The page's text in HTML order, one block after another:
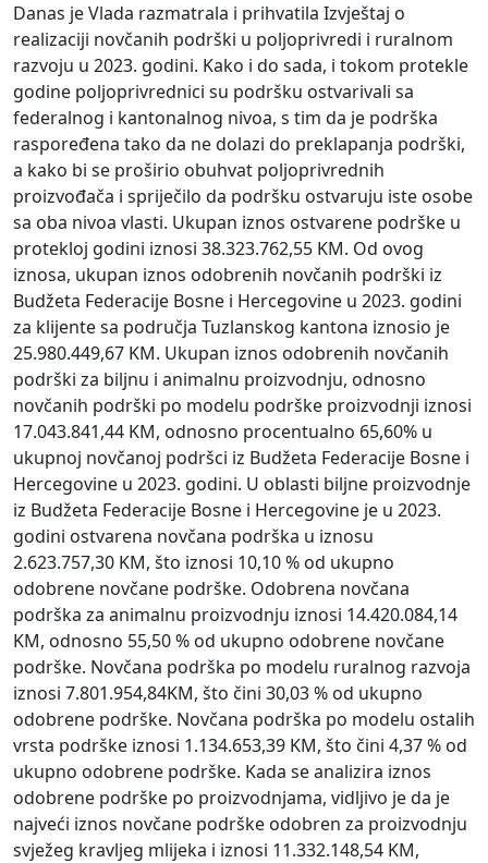
Danas je Vlada razmatrala i prihvatila Izvještaj o
realizaciji novčanih podrški u poljoprivredi i ruralnom
razvoju u 2023. godini. Kako i do sada, i tokom protekle
godine poljoprivrednici su podršku ostvarivali sa
federalnog i kantonalnog nivoa, s tim da je podrška
raspoređena tako da ne dolazi do preklapanja podrški,
a kako bi se proširio obuhvat poljoprivrednih
proizvođača i spriječilo da podršku ostvaruju iste osobe
sa oba nivoa vlasti. Ukupan iznos ostvarene podrške u
protekloj godini iznosi 38.323.762,55 KM. Od ovog
iznosa, ukupan iznos odobrenih novčanih podrški iz
Budžeta Federacije Bosne i Hercegovine u 2023. godini
za klijente sa područja Tuzlanskog kantona iznosio je
25.980.449,67 KM. Ukupan iznos odobrenih novčanih
podrški za biljnu i animalnu proizvodnju, odnosno
novčanih podrški po modelu podrške proizvodnji iznosi
17.043.841,44 KM, odnosno procentualno 65,60% u
ukupnoj novčanoj podršci iz Budžeta Federacije Bosne i
Hercegovine u 2023. godini. U oblasti biljne proizvodnje
iz Budžeta Federacije Bosne i Hercegovine je u 2023.
godini ostvarena novčana podrška u iznosu
2.623.757,30 KM, što iznosi 10,10 % od ukupno
odobrene novčane podrške. Odobrena novčana
podrška za animalnu proizvodnju iznosi 14.420.084,14
KM, odnosno 55,50 % od ukupno odobrene novčane
podrške. Novčana podrška po modelu ruralnog razvoja
iznosi 7.801.954,84KM, što čini 30,03 % od ukupno
odobrene podrške. Novčana podrška po modelu ostalih
vrsta podrške iznosi 1.134.653,39 KM, što čini 4,37 % od
ukupno odobrene podrške. Kada se analizira iznos
odobrene podrške po proizvodnjama, vidljivo je da je
najveći iznos novčane podrške odobren za proizvodnju
svježeg kravljeg mlijeka i iznosi 11.332.148,54 KM,